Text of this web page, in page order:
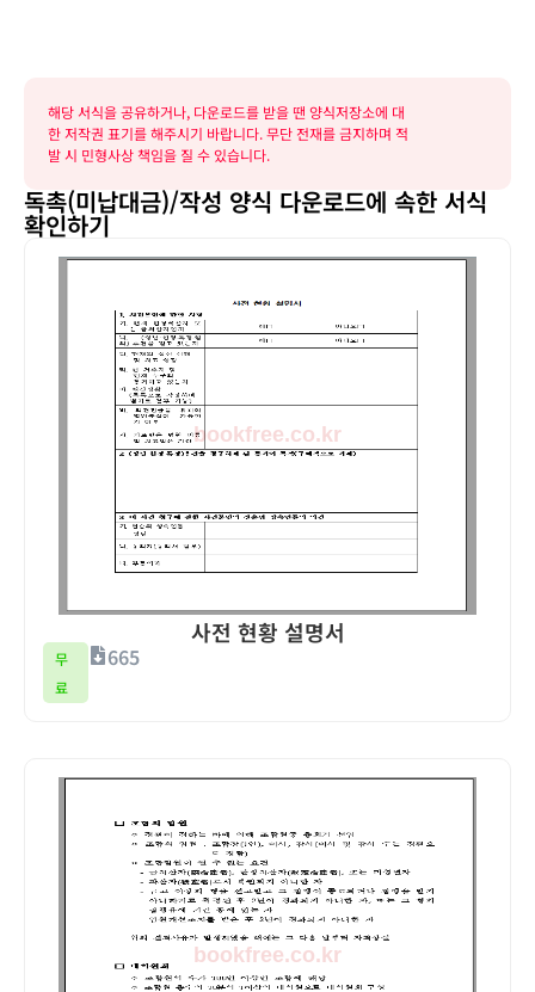
해당 서식을 공유하거나, 다운로드를 받을 땐 양식저장소에 대
한 저작권 표기를 해주시기 바랍니다. 무단 전재를 금지하며 적
발 시 민형사상 책임을 질 수 있습니다.
독촉(미납대금)/작성 양식 다운로드에 속한 서식
확인하기
사전 현황 설명서
무
료
665